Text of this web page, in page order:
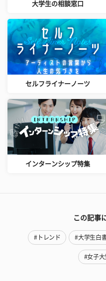
大学生の相談窓口
セルフライナーノーツ
インターンシップ特集
この記事
#トレンド #大学生白
#女子大